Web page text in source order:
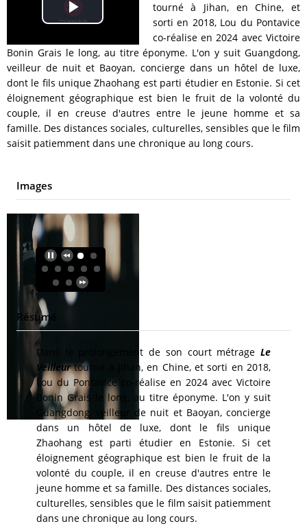
Play
Video
tourné à Jihan, en Chine, et
sorti en 2018, Lou du Pontavice
co-réalise en 2024 avec Victoire
Bonin Grais le long, au titre éponyme. L'on y suit Guangdong,
veilleur de nuit et Baoyan, concierge dans un hôtel de luxe,
dont le fils unique Zhaohang est parti étudier en Estonie. Si cet
éloignement géographique est bien le fruit de la volonté du
couple, il en creuse d'autres entre le jeune homme et sa
famille. Des distances sociales, culturelles, sensibles que le film
saisit patiemment dans une chronique au long cours.
Images
Résumé
Dans le prolongement de son court métrageLe
Veilleurtourné à Jihan, en Chine, et sorti en 2018,
Lou du Pontavice co-réalise en 2024 avec Victoire
Bonin Grais le long, au titre éponyme. L'on y suit
Guangdong, veilleur de nuit et Baoyan, concierge
dans un hôtel de luxe, dont le fils unique
Zhaohang est parti étudier en Estonie. Si cet
éloignement géographique est bien le fruit de la
volonté du couple, il en creuse d'autres entre le
jeune homme et sa famille. Des distances sociales,
culturelles, sensibles que le film saisit patiemment
dans une chronique au long cours.